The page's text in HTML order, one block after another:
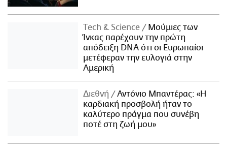
Τech & Science
Μούμιες των
Ίνκας παρέχουν την πρώτη
απόδειξη DNA ότι οι Ευρωπαίοι
μετέφεραν την ευλογιά στην
Αμερική
Διεθνή
Αντόνιο Μπαντέρας: «Η
καρδιακή προσβολή ήταν το
καλύτερο πράγμα που συνέβη
ποτέ στη ζωή μου»